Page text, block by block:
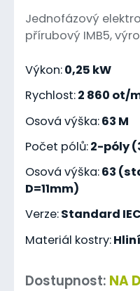
Jednofázový
přírubový IMB5,
Výkon:0,25 kW
Rychlost:2 860 ot/
Osová výška:63 M
Počet pólů:2-póly
Osová výška:63
D=11mm)
Verze:Standard
Materiál kostry:
Dostupnost: NA